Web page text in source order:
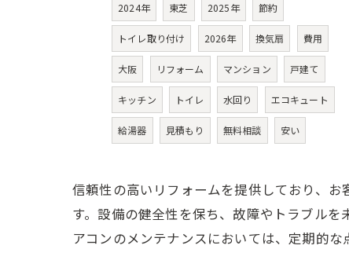
2024年 東芝 2025年 節約
トイレ取り付け 2026年 換気扇 費用
大阪 リフォーム マンション 戸建て
キッチン トイレ 水回り エコキュート
給湯器 見積もり 無料相談 安い
信頼性の高いリフォームを提供しており、
す。設備の健全性を保ち、故障やトラブル
アコンのメンテナンスにおいては、定期的